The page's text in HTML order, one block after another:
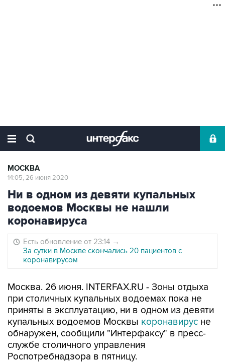
МОСКВА
14:05, 26 июня 2020
Ни в одном из девяти купальных
водоемов Москвы не нашли
коронавируса
Есть обновление от 23:14 →
За сутки в Москве скончались 20 пациентов с
коронавирусом
Москва. 26 июня. INTERFAX.RU - Зоны отдыха
при столичных купальных водоемах пока не
приняты в эксплуатацию, ни в одном из девяти
купальных водоемов Москвы коронавирус не
обнаружен, сообщили "Интерфаксу" в пресс-
службе столичного управления
Роспотребнадзора в пятницу.